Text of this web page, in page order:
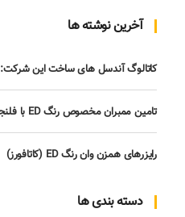
آخرین نوشته ها
کاتالوگ آندسل های ساخت این شرکت:
تامین ممبران مخصوص رنگ ED با فلنجهای لاستیکی
رایزرهای همزن وان رنگ ED (کاتافورز)
دسته بندی ها